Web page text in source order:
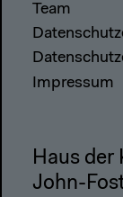
Team
Impressum
Haus der
John-